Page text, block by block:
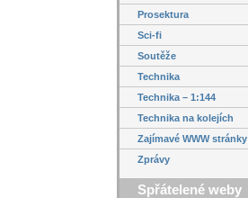
Prosektura
Sci-fi
Soutěže
Technika
Technika – 1:144
Technika na kolejích
Zajímavé WWW stránky
Zprávy
Spřátelené weby